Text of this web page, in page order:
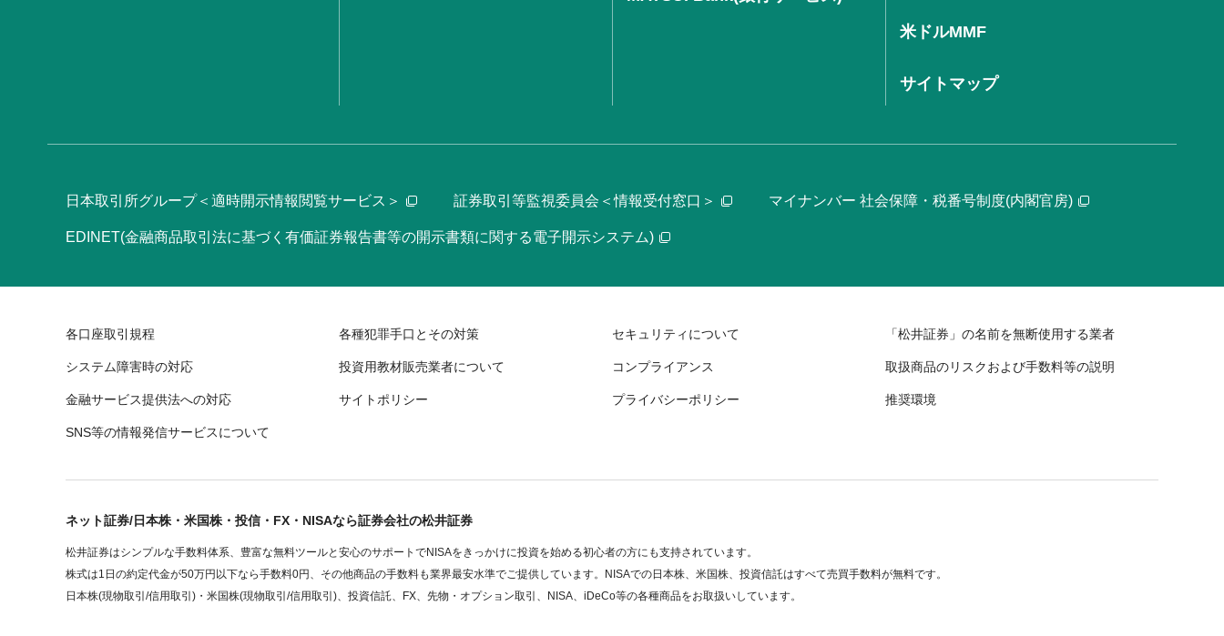
米ドルMMF
サイトマップ
日本取引所グループ＜適時開示情報閲覧サービス＞ 証券取引等監視委員会＜情報受付窓口＞ マイナンバー 社会保障・税番号制度(内閣官房)
EDINET(金融商品取引法に基づく有価証券報告書等の開示書類に関する電子開示システム)
各口座取引規程 各種犯罪手口とその対策 セキュリティについて 「松井証券」の名前を無断使用する業者
システム障害時の対応 投資用教材販売業者について コンプライアンス 取扱商品のリスクおよび手数料等の説明
金融サービス提供法への対応 サイトポリシー プライバシーポリシー 推奨環境
SNS等の情報発信サービスについて
ネット証券/日本株・米国株・投信・FX・NISAなら証券会社の松井証券
松井証券はシンプルな手数料体系、豊富な無料ツールと安心のサポートでNISAをきっかけに投資を始める初心者の方にも支持されています。
株式は1日の約定代金が50万円以下なら手数料0円、その他商品の手数料も業界最安水準でご提供しています。NISAでの日本株、米国株、投資信託はすべて売買手数料が無料です。
日本株(現物取引/信用取引)・米国株(現物取引/信用取引)、投資信託、FX、先物・オプション取引、NISA、iDeCo等の各種商品をお取扱いしています。